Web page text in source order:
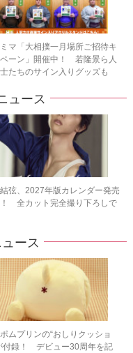
マ「大相撲一月場所ご招待キ
ペーン」開催中！ 若隆景ら人
たちのサイン入りグッズも
ュース
弦、2027年版カレンダー発売
全カット完全撮り下ろしで
ース
ムプリンの“おしりクッショ
付録！ デビュー30周年を記